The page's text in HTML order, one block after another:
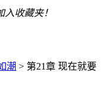
收藏夹！
潮 > 第21章 现在就要